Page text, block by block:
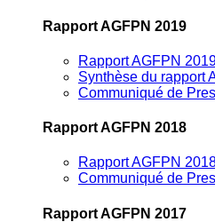
Rapport AGFPN 2019
Rapport AGFPN
Synthèse du rapport
Communiqué de
Rapport AGFPN 2018
Rapport AGFPN
Communiqué de
Rapport AGFPN 2017